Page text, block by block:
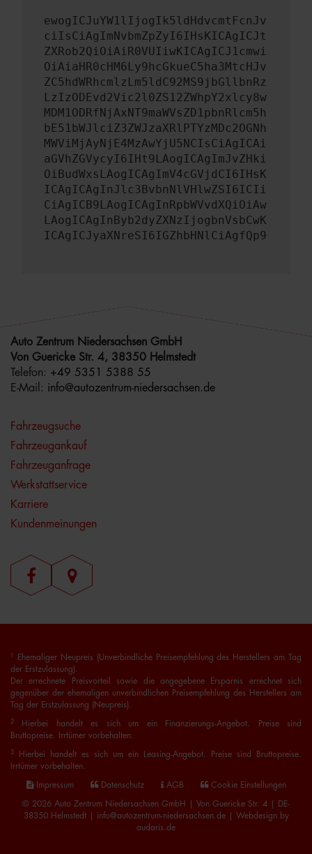
ewogICJuYW1lIjogIk5ldHdvcmtFcnJv
ciIsCiAgImNvbmZpZyI6IHsKICAgICJt
ZXRob2QiOiAiR0VUIiwKICAgICJ1cmwi
OiAiaHR0cHM6Ly9hcGkueC5ha3MtcHJv
ZC5hdWRhcmlzLm5ldC92MS9jbGllbnRz
LzIzODEvd2Vic2l0ZS12ZWhpY2xlcy8w
MDM1ODRfNjAxNT9maWVsZD1pbnRlcm5h
bE51bWJlciZ3ZWJzaXRlPTYzMDc2OGNh
MWViMjAyNjE4MzAwYjU5NCIsCiAgICAi
aGVhZGVycyI6IHt9LAogICAgImJvZHki
OiBudWxsLAogICAgImV4cGVjdCI6IHsK
ICAgICAgInJlc3BvbnNlVHlwZSI6ICIi
CiAgICB9LAogICAgInRpbWVvdXQiOiAw
LAogICAgInByb2dyZXNzIjogbnVsbCwK
ICAgICJyaXNreSI6IGZhbHNlCiAgfQp9
Auto Zentrum Niedersachsen GmbH
Von Guericke Str. 4, 38350 Helmstedt
Telefon: +49 5351 5388 55
E-Mail: info@autozentrum-niedersachsen.de
Fahrzeugsuche
Fahrzeugankauf
Fahrzeuganfrage
Werkstattservice
Karriere
Kundenmeinungen
1
Ehemaliger Neupreis (Unverbindliche Preisempfehlung des Herstellers am Tag
der Erstzulassung).
Der errechnete Preisvorteil sowie die angegebene Ersparnis errechnet sich
gegenüber der ehemaligen unverbindlichen Preisempfehlung des Herstellers am
Tag der Erstzulassung (Neupreis).
2
Hierbei handelt es sich um ein Finanzierungs-Angebot. Preise sind
Bruttopreise. Irrtümer vorbehalten.
3
Hierbei handelt es sich um ein Leasing-Angebot. Preise sind Bruttopreise.
Irrtümer vorbehalten.
Impressum Datenschutz AGB Cookie Einstellungen
© 2026 Auto Zentrum Niedersachsen GmbH | Von Guericke Str. 4 | DE-
38350 Helmstedt | info@autozentrum-niedersachsen.de | Webdesign by
audaris.de